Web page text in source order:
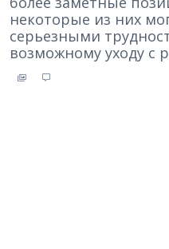
некоторые из них
серьезными
возможному уходу с